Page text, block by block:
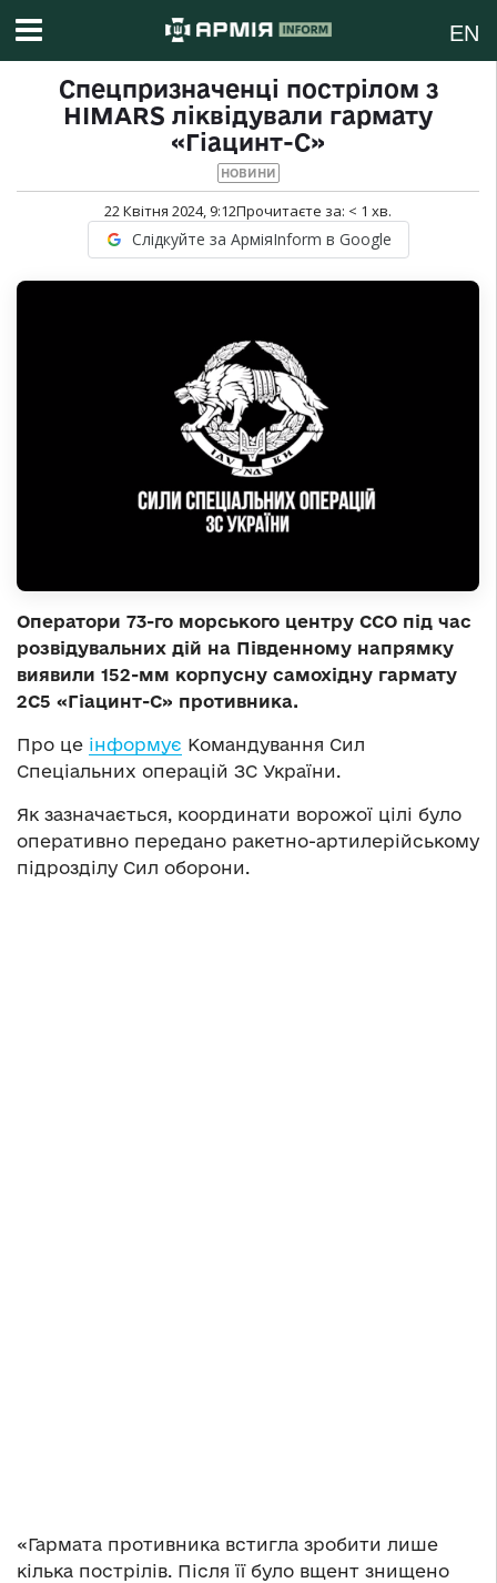
EN
Спецпризначенці пострілом з
HIMARS ліквідували гармату
«Гіацинт-С»
НОВИНИ
22 Квітня 2024, 9:12Прочитаєте за: < 1 хв.
Слідкуйте за АрміяInform в Google
Оператори 73-го морського центру ССО під час
розвідувальних дій на Південному напрямку
виявили 152-мм корпусну самохідну гармату
2С5 «Гіацинт-С» противника.
Про це інформує Командування Сил
Спеціальних операцій ЗС України.
Як зазначається, координати ворожої цілі було
оперативно передано ракетно-артилерійському
підрозділу Сил оборони.
«Гармата противника встигла зробити лише
кілька пострілів. Після її було вщент знищено